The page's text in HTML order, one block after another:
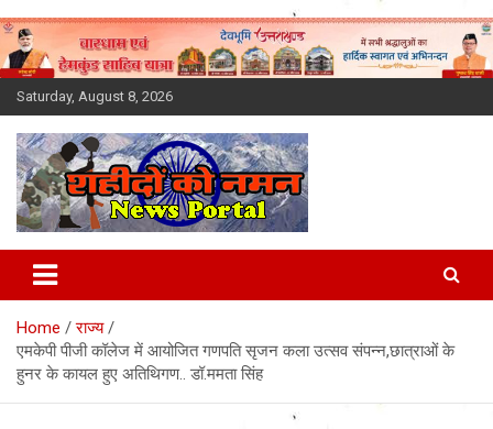
Skip
to
content
Saturday, August 8, 2026
Latest News Today, Breaking
News, Uttarakhand News in
Hindi
Home
राज्य
एमकेपी पीजी कॉलेज में आयोजित गणपति सृजन कला उत्सव संपन्न,छात्राओं के
हुनर के कायल हुए अतिथिगण.. डॉ.ममता सिंह